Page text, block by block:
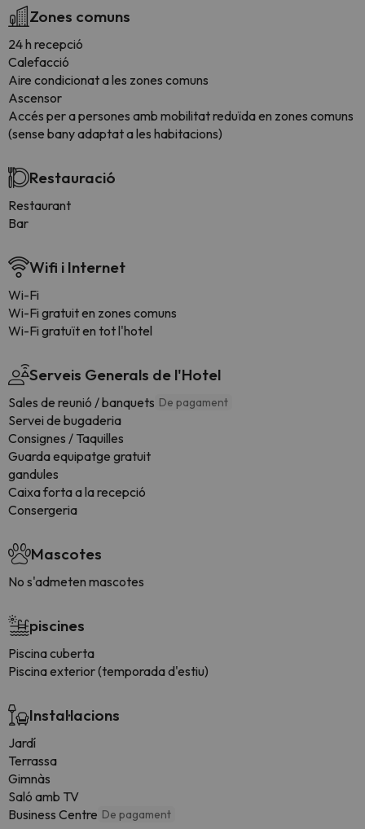
Zones comuns
24 h recepció
Calefacció
Aire condicionat a les zones comuns
Ascensor
Accés per a persones amb mobilitat reduïda en zones comuns
(sense bany adaptat a les habitacions)
Restauració
Restaurant
Bar
Wifi i Internet
Wi-Fi
Wi-Fi gratuit en zones comuns
Wi-Fi gratuït en tot l'hotel
Serveis Generals de l'Hotel
Sales de reunió / banquets De pagament
Servei de bugaderia
Consignes / Taquilles
Guarda equipatge gratuit
gandules
Caixa forta a la recepció
Consergeria
Mascotes
No s'admeten mascotes
piscines
Piscina cuberta
Piscina exterior (temporada d'estiu)
Instal·lacions
Jardí
Terrassa
Gimnàs
Saló amb TV
Business Centre De pagament